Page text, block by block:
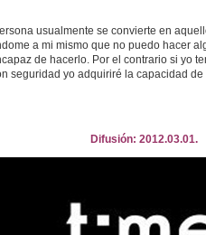
usualmente se convierte en
a mi mismo que no puedo hacer
de hacerlo. Por el contrario si yo
seguridad yo adquiriré la capacidad
Difusión: 2012.03.01.